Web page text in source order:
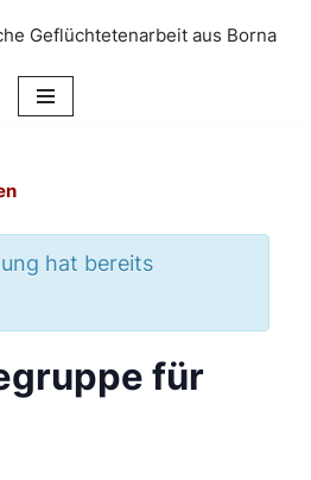
Geflüchtetenarbeit aus Borna
hat bereits
für